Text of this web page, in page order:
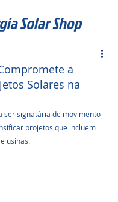
a
Solares na
ser signatária de movimento
projetos que incluem
usinas.